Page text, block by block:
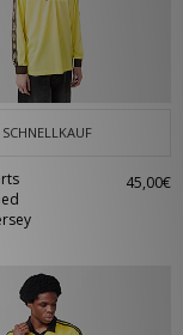
SCHNELLKAUF
45,00€